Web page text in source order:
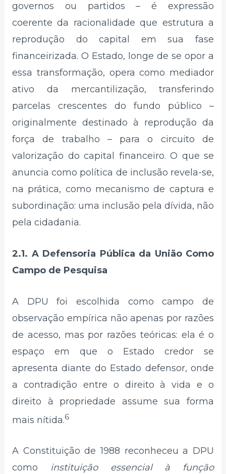
governos ou partidos – é expressão
coerente da racionalidade que estrutura a
reprodução do capital em sua fase
financeirizada. O Estado, longe de se opor a
essa transformação, opera como mediador
ativo da mercantilização, transferindo
parcelas crescentes do fundo público –
originalmente destinado à reprodução da
força de trabalho – para o circuito de
valorização do capital financeiro. O que se
anuncia como política de inclusão revela-se,
na prática, como mecanismo de captura e
subordinação: uma inclusão pela dívida, não
pela cidadania.
2.1. A Defensoria Pública da União Como
Campo de Pesquisa
A DPU foi escolhida como campo de
observação empírica não apenas por razões
de acesso, mas por razões teóricas: ela é o
espaço em que o Estado credor se
apresenta diante do Estado defensor, onde
a contradição entre o direito à vida e o
direito à propriedade assume sua forma
mais nítida.6
A Constituição de 1988 reconheceu a DPU
como
instituição essencial à função